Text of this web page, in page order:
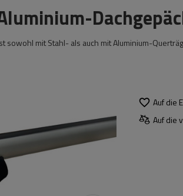
sowohl mit Stahl- als auch mit Aluminium-
Auf die
Auf die